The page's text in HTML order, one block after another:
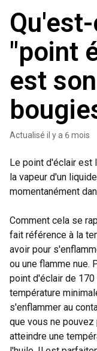
"point
est
Actualisé il y a 6 mois
Le point d'éclair est
la vapeur d'un
momentanément
Comment cela se
fait référence à la
avoir pour
ou une flamme nue.
point d'éclair de 170
température
s'enflammer au
que vous ne
atteindre une